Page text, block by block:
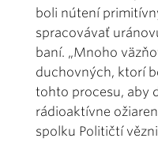
boli nútení
spracovávať
baní. „Mnoho
duchovných, ktorí
tohto procesu, aby
rádioaktívne
spolku Političtí